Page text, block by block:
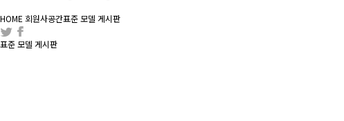
HOME 회원사공간표준 모델 게시판
표준 모델 게시판